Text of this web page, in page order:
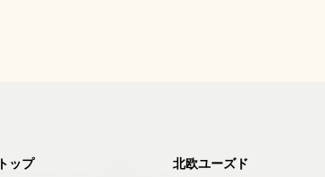
トップ 北欧ユーズド